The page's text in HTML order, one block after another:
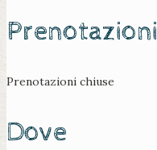
Prenotazioni
Prenotazioni chiuse
Dove